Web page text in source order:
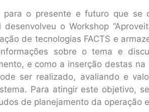
para o presente e futuro que se
o Workshop
de tecnologias FACTS e
sobre o tema e
e como a inserção destas na
ser realizado, avaliando e
Para atingir este objetivo,
de planejamento da operação